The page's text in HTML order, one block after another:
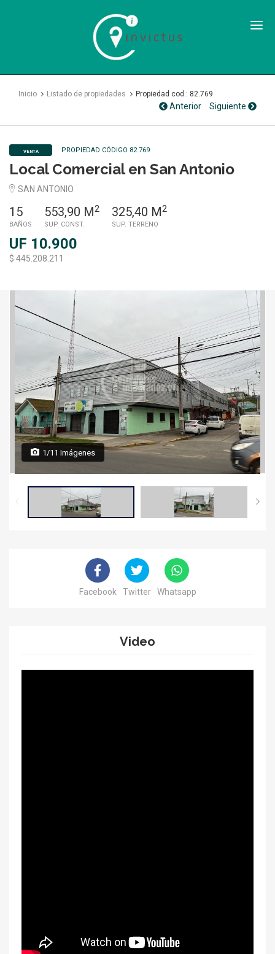
Inmobiliaria
Inicio Listado de propiedades Propiedad cod.: 82.769
Anterior Siguiente
VENTA PROPIEDAD CÓDIGO 82.769
Local Comercial en San Antonio
SAN ANTONIO
15
BAÑOS
553,90 M2
SUP. CONST.
325,40 M2
SUP. TERRENO
UF 10.900
$ 445.208.211
1/11 Imágenes
Facebook Twitter Whatsapp
Video